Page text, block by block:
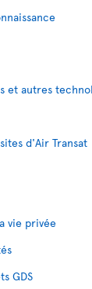
et autres
d'Air Transat
vie privée
GDS